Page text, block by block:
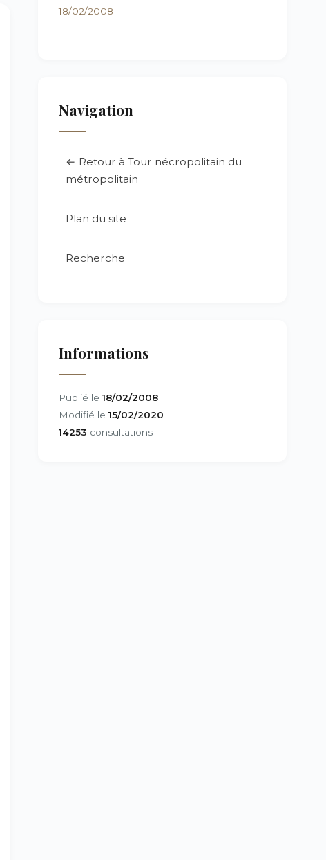
18/02/2008
Navigation
← Retour à Tour nécropolitain du
métropolitain
Plan du site
Recherche
Informations
Publié le 18/02/2008
Modifié le 15/02/2020
14253 consultations